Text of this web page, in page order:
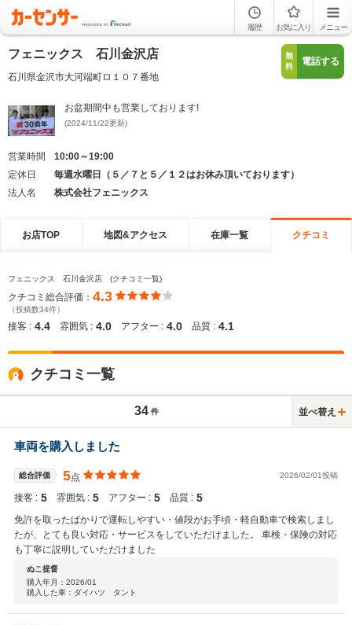
履歴 お気に入り メニュー
フェニックス 石川金沢店
石川県金沢市大河端町ロ１０７番地
無
料
電話する
お盆期間中も営業しております!
(2024/11/22更新)
営業時間
10:00～19:00
定休日
毎週水曜日（５／７と５／１２はお休み頂いております）
法人名
株式会社フェニックス
お店TOP 地図&アクセス 在庫一覧 クチコミ
フェニックス 石川金沢店 (クチコミ一覧)
クチコミ総合評価： 4.3
（投稿数34件）
接客 : 4.4 雰囲気 : 4.0 アフター : 4.0 品質 : 4.1
クチコミ一覧
34 件 並べ替え
車両を購入しました
総合評価 5点 2026/02/01投稿
接客 : 5 雰囲気 : 5 アフター : 5 品質 : 5
免許を取ったばかりで運転しやすい・値段がお手頃・軽自動車で検索しまし
たが、とても良い対応・サービスをしていただけました。 車検・保険の対応
も丁寧に説明していただけました
ぬこ提督
購入年月： 2026/01
購入した車：ダイハツ タント